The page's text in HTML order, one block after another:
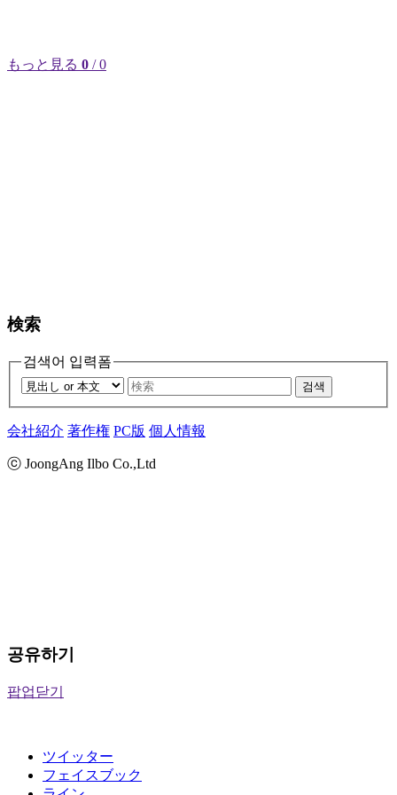
もっと見る 0 / 0
検索
검색어 입력폼
검색
会社紹介 著作権 PC版 個人情報
ⓒ JoongAng Ilbo Co.,Ltd
공유하기
팝업닫기
ツイッター
フェイスブック